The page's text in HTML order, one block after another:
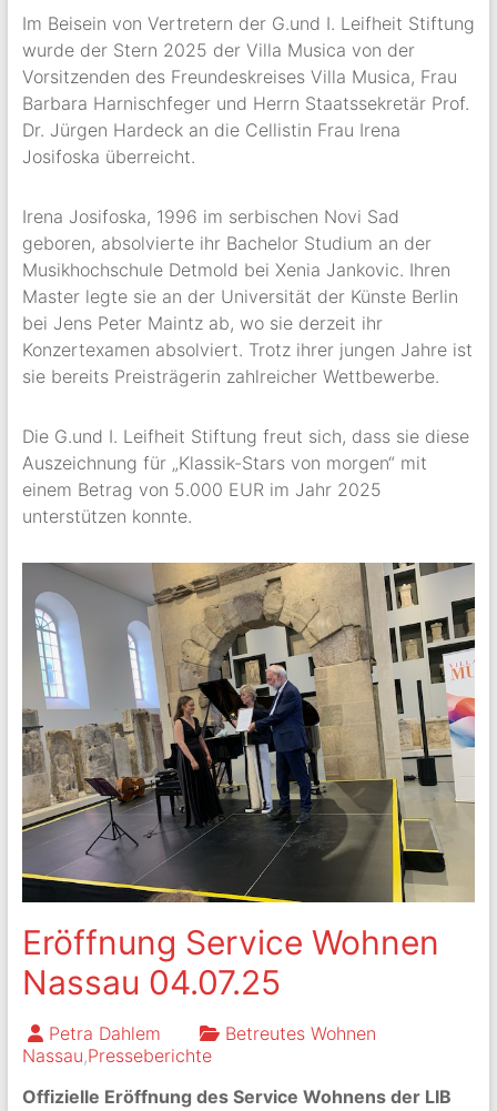
Im Beisein von Vertretern der G.und I. Leifheit Stiftung
wurde der Stern 2025 der Villa Musica von der
Vorsitzenden des Freundeskreises Villa Musica, Frau
Barbara Harnischfeger und Herrn Staatssekretär Prof.
Dr. Jürgen Hardeck an die Cellistin Frau Irena
Josifoska überreicht.
Irena Josifoska, 1996 im serbischen Novi Sad
geboren, absolvierte ihr Bachelor Studium an der
Musikhochschule Detmold bei Xenia Jankovic. Ihren
Master legte sie an der Universität der Künste Berlin
bei Jens Peter Maintz ab, wo sie derzeit ihr
Konzertexamen absolviert. Trotz ihrer jungen Jahre ist
sie bereits Preisträgerin zahlreicher Wettbewerbe.
Die G.und I. Leifheit Stiftung freut sich, dass sie diese
Auszeichnung für „Klassik-Stars von morgen“ mit
einem Betrag von 5.000 EUR im Jahr 2025
unterstützen konnte.
Eröffnung Service Wohnen
Nassau 04.07.25
Petra Dahlem
Betreutes Wohnen
Nassau,Presseberichte
Offizielle Eröffnung des Service Wohnens der LIB